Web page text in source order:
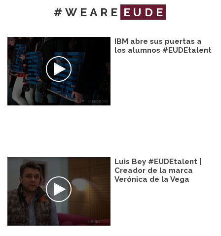
#WEARE EUDE
IBM abre sus puertas a
los alumnos #EUDEtalent
Luis Bey #EUDEtalent |
Creador de la marca
Verónica de la Vega